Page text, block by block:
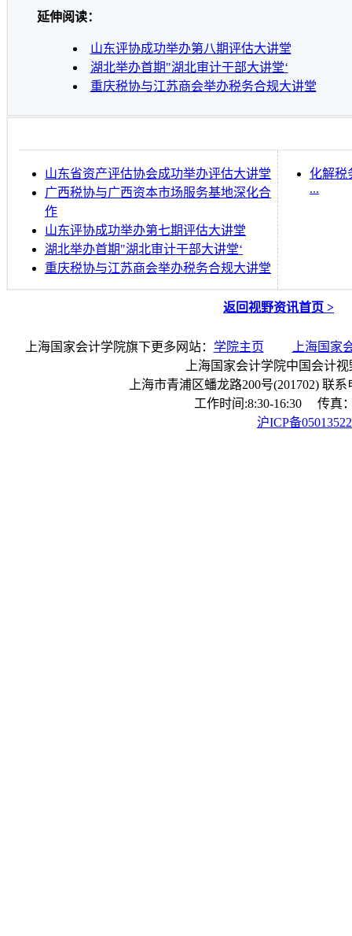
延伸阅读：
山东评协成功举办第八期评估大讲堂
湖北举办首期"湖北审计干部大讲堂‘
重庆税协与江苏商会举办税务合规大讲堂
山东省资产评估协会成功举办评估大讲堂
广西税协与广西资本市场服务基地深化合
作
山东评协成功举办第七期评估大讲堂
湖北举办首期"湖北审计干部大讲堂‘
重庆税协与江苏商会举办税务合规大讲堂
化解税
...
返回视野资讯首页 >
上海国家会计学院旗下更多网站： 学院主页
上海国家
上海国家会计学院中国会计
上海市青浦区蟠龙路200号(201702) 联系
工作时间:8:30-16:30 传真：
沪ICP备